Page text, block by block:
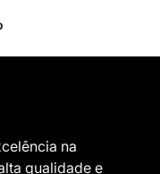
na
qualidade e